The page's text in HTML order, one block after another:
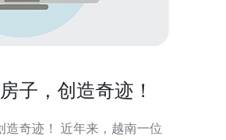
子，创造奇迹！
来，越南一位